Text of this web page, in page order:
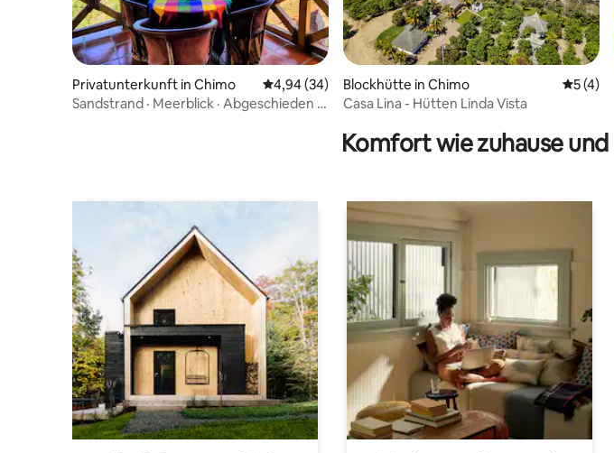
Privatunterkunft in Chimo Durchschnittliche Bewertung: 4,94 von 5, 34
4,94 (34)
Sandstrand · Meerblick · Abgeschieden ·
Blockhütte in Chimo
5 (4)
Casa Lina - Hütten Linda Vista
Komfort wie zuhause